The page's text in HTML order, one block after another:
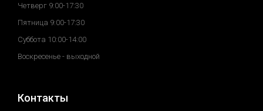
Четверг 9:00-17:30
Пятница 9:00-17:30
Суббота 10:00-14:00
Воскресенье - выходной
Контакты